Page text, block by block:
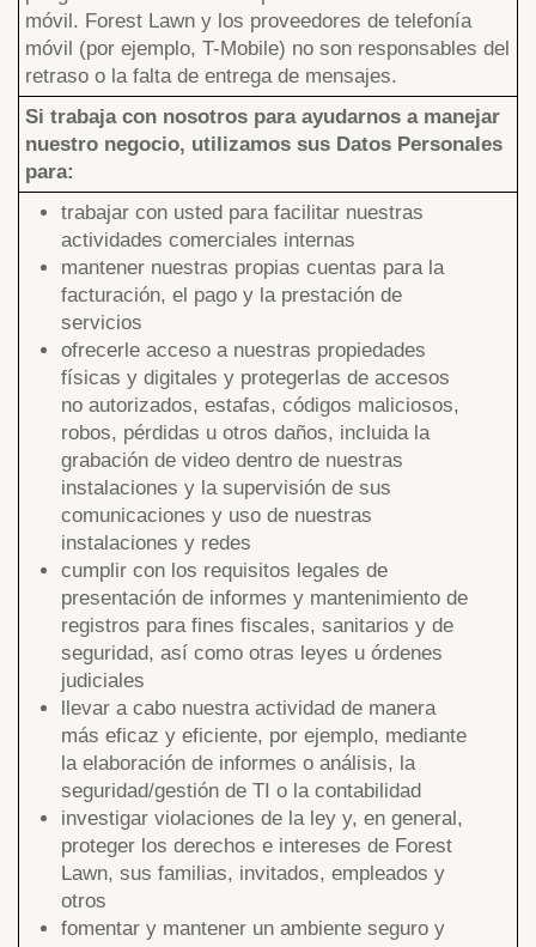
móvil. Forest Lawn y los proveedores de telefonía
móvil (por ejemplo, T-Mobile) no son responsables del
retraso o la falta de entrega de mensajes.
Si trabaja con nosotros para ayudarnos a manejar
nuestro negocio, utilizamos sus Datos Personales
para:
trabajar con usted para facilitar nuestras
actividades comerciales internas
mantener nuestras propias cuentas para la
facturación, el pago y la prestación de
servicios
ofrecerle acceso a nuestras propiedades
físicas y digitales y protegerlas de accesos
no autorizados, estafas, códigos maliciosos,
robos, pérdidas u otros daños, incluida la
grabación de video dentro de nuestras
instalaciones y la supervisión de sus
comunicaciones y uso de nuestras
instalaciones y redes
cumplir con los requisitos legales de
presentación de informes y mantenimiento de
registros para fines fiscales, sanitarios y de
seguridad, así como otras leyes u órdenes
judiciales
llevar a cabo nuestra actividad de manera
más eficaz y eficiente, por ejemplo, mediante
la elaboración de informes o análisis, la
seguridad/gestión de TI o la contabilidad
investigar violaciones de la ley y, en general,
proteger los derechos e intereses de Forest
Lawn, sus familias, invitados, empleados y
otros
fomentar y mantener un ambiente seguro y